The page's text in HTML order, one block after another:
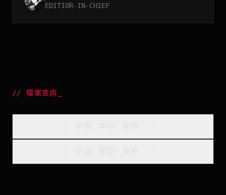
EDITIOR-IN-CHIEF
//檔案查詢